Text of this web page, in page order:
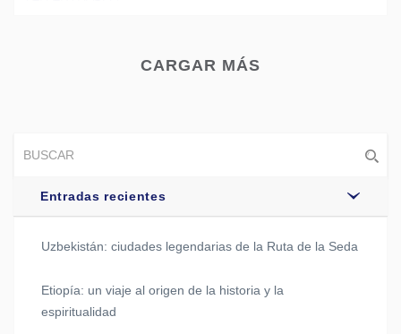
CARGAR MÁS
Entradas recientes
Uzbekistán: ciudades legendarias de la Ruta de la Seda
Etiopía: un viaje al origen de la historia y la
espiritualidad